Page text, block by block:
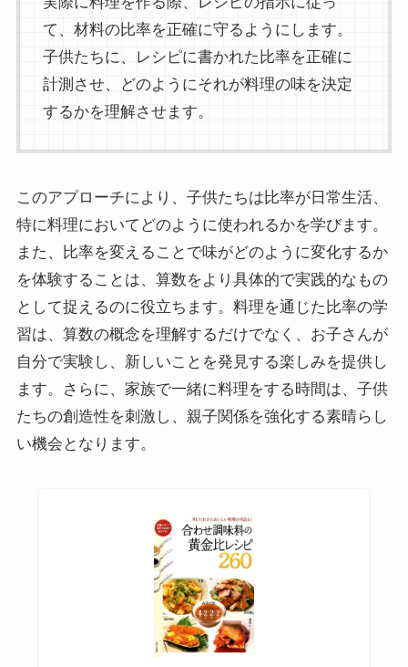
て、材料の比率を正確に守るようにします。
子供たちに、レシピに書かれた比率を正確に
計測させ、どのようにそれが料理の味を決定
するかを理解させます。
このアプローチにより、子供たちは比率が日常生活、
特に料理においてどのように使われるかを学びます。
また、比率を変えることで味がどのように変化するか
を体験することは、算数をより具体的で実践的なもの
として捉えるのに役立ちます。料理を通じた比率の学
習は、算数の概念を理解するだけでなく、お子さんが
自分で実験し、新しいことを発見する楽しみを提供し
ます。さらに、家族で一緒に料理をする時間は、子供
たちの創造性を刺激し、親子関係を強化する素晴らし
い機会となります。